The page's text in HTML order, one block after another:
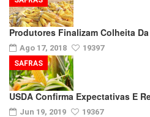
Produtores Finalizam Colheita
Ago 17, 2018 19397
USDA Confirma Expectativas E
Jun 19, 2019 19367
SAFRAS